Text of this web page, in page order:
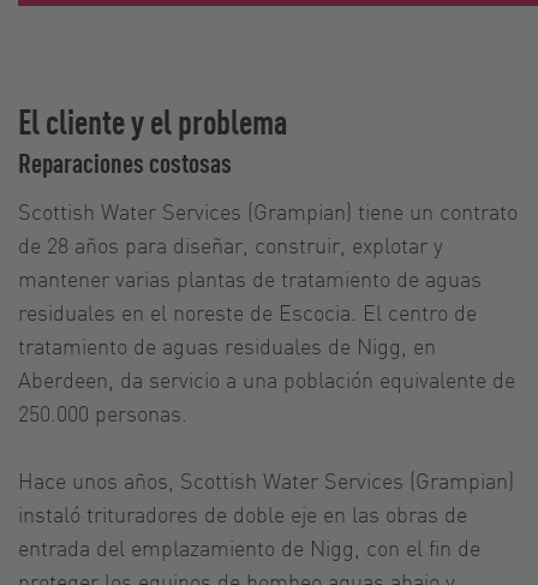
El cliente y el problema
Reparaciones costosas
Scottish Water Services (Grampian) tiene un contrato
de 28 años para diseñar, construir, explotar y
mantener varias plantas de tratamiento de aguas
residuales en el noreste de Escocia. El centro de
tratamiento de aguas residuales de Nigg, en
Aberdeen, da servicio a una población equivalente de
250.000 personas.
Hace unos años, Scottish Water Services (Grampian)
instaló trituradores de doble eje en las obras de
entrada del emplazamiento de Nigg, con el fin de